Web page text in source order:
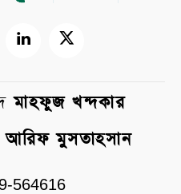
মাহফুজ খন্দকার
আরিফ মুসতাহসান
564616